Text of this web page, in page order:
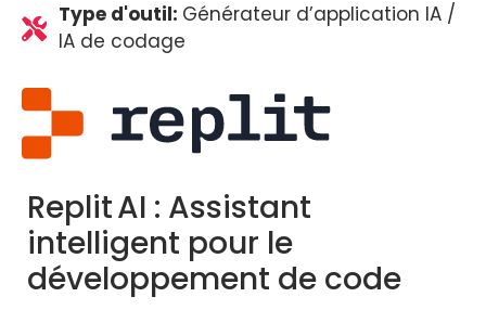
Type d'outil: Générateur d’application IA /
IA de codage
Replit AI : Assistant
intelligent pour le
développement de code